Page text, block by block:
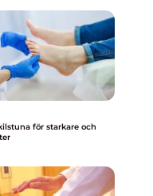
för starkare och